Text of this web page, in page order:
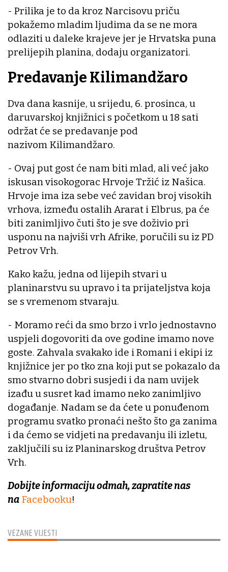
VEZANE VIJESTI
- Prilika je to da kroz Narcisovu priču
pokažemo mladim ljudima da se ne mora
odlaziti u daleke krajeve jer je Hrvatska puna
prelijepih planina, dodaju organizatori.
Predavanje Kilimandžaro
Dva dana kasnije, u srijedu, 6. prosinca, u
daruvarskoj knjižnici s početkom u 18 sati
održat će se predavanje pod
nazivom Kilimandžaro.
- Ovaj put gost će nam biti mlad, ali već jako
iskusan visokogorac Hrvoje Tržić iz Našica.
Hrvoje ima iza sebe već zavidan broj visokih
vrhova, između ostalih Ararat i Elbrus, pa će
biti zanimljivo čuti što je sve doživio pri
usponu na najviši vrh Afrike, poručili su iz PD
Petrov Vrh.
Kako kažu, jedna od lijepih stvari u
planinarstvu su upravo i ta prijateljstva koja
se s vremenom stvaraju.
- Moramo reći da smo brzo i vrlo jednostavno
uspjeli dogovoriti da ove godine imamo nove
goste. Zahvala svakako ide i Romani i ekipi iz
knjižnice jer po tko zna koji put se pokazalo da
smo stvarno dobri susjedi i da nam uvijek
izađu u susret kad imamo neko zanimljivo
događanje. Nadam se da ćete u ponuđenom
programu svatko pronaći nešto što ga zanima
i da ćemo se vidjeti na predavanju ili izletu,
zaključili su iz Planinarskog društva Petrov
Vrh.
Dobijte informaciju odmah, zapratite nas
na Facebooku!